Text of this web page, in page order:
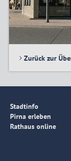
Zurück zur
Stadtinfo
Pirna erleben
Rathaus online